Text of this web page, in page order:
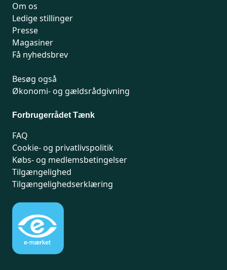
Om os
Ledige stillinger
Presse
Magasiner
Få nyhedsbrev
Besøg også
Økonomi- og gældsrådgivning
Forbrugerrådet Tænk
FAQ
Cookie- og privatlivspolitik
Købs- og medlemsbetingelser
Tilgængelighed
Tilgængelighedserklæring